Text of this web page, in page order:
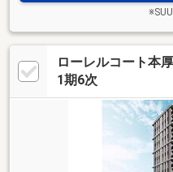
ローレルコート本
1期6次